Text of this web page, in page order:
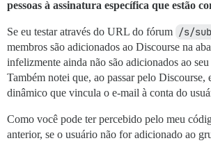
pessoas à assinatura específica que estão
Se eu testar através do URL do fórum /s/
membros são adicionados ao Discourse na
infelizmente ainda não são adicionados ao
Também notei que, ao passar pelo Discourse,
dinâmico que vincula o e-mail à conta do
Como você pode ter percebido pelo meu
anterior, se o usuário não for adicionado ao